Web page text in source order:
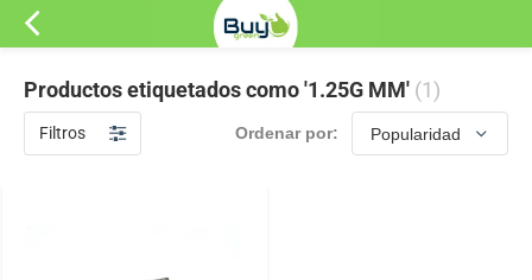
Productos etiquetados como '1.25G MM' (1)
Filtros Ordenar por: